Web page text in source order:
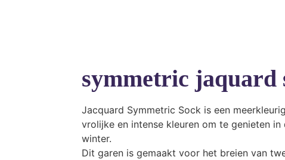
symmetric jaquard
Jacquard Symmetric Sock is een
vrolijke en intense kleuren om te genieten in
winter.
Dit garen is gemaakt voor het breien van